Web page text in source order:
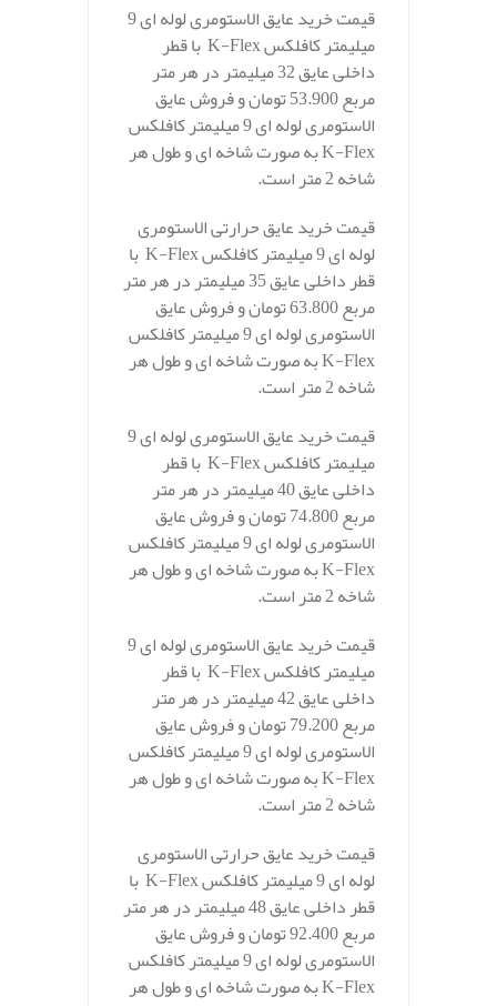
قیمت خرید عایق الاستومری لوله ای 9
میلیمتر کافلکس K-Flex با قطر
داخلی عایق 32 میلیمتر در هر متر
مربع 53.900 تومان و فروش عایق
الاستومری لوله ای 9 میلیمتر کافلکس
K-Flex به صورت شاخه ای و طول هر
شاخه 2 متر است.
قیمت خرید عایق حرارتی الاستومری
لوله ای 9 میلیمتر کافلکس K-Flex با
قطر داخلی عایق 35 میلیمتر در هر متر
مربع 63.800 تومان و فروش عایق
الاستومری لوله ای 9 میلیمتر کافلکس
K-Flex به صورت شاخه ای و طول هر
شاخه 2 متر است.
قیمت خرید عایق الاستومری لوله ای 9
میلیمتر کافلکس K-Flex با قطر
داخلی عایق 40 میلیمتر در هر متر
مربع 74.800 تومان و فروش عایق
الاستومری لوله ای 9 میلیمتر کافلکس
K-Flex به صورت شاخه ای و طول هر
شاخه 2 متر است.
قیمت خرید عایق الاستومری لوله ای 9
میلیمتر کافلکس K-Flex با قطر
داخلی عایق 42 میلیمتر در هر متر
مربع 79.200 تومان و فروش عایق
الاستومری لوله ای 9 میلیمتر کافلکس
K-Flex به صورت شاخه ای و طول هر
شاخه 2 متر است.
قیمت خرید عایق حرارتی الاستومری
لوله ای 9 میلیمتر کافلکس K-Flex با
قطر داخلی عایق 48 میلیمتر در هر متر
مربع 92.400 تومان و فروش عایق
الاستومری لوله ای 9 میلیمتر کافلکس
K-Flex به صورت شاخه ای و طول هر